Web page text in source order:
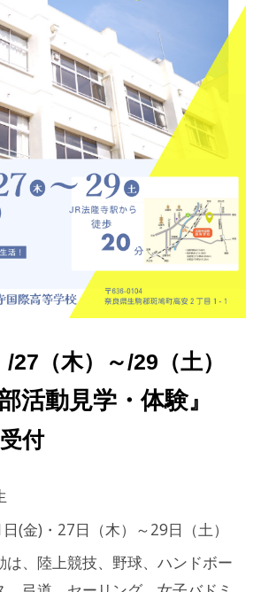
/27（木）～/29（土）
活動見学・体験』
付
日(金)・27日（木）～29日（土）
、陸上競技、野球、ハンドボー